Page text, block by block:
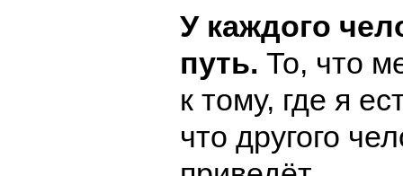
У каждого
путь. То, что
к тому, где я
что другого